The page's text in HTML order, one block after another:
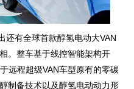
还有全球首款醇氢电动大VAN
。整车基于线控智能架构开
远程超级VAN车型原有的零碳
制备技术以及醇氢电动动力形